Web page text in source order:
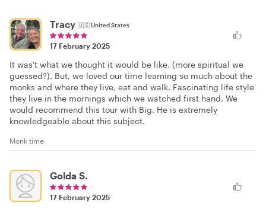
Tracy 🇺🇸United States
17 February 2025
It was't what we thought it would be like, (more spiritual we
guessed?). But, we loved our time learning so much about the
monks and where they live, eat and walk. Fascinating life style
they live in the mornings which we watched first hand. We
would recommend this tour with Big. He is extremely
knowledgeable about this subject.
Monk time
Golda S.
17 February 2025